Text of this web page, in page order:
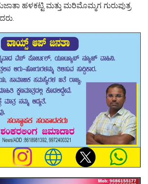
ಹಳಕಟ್ಟಿ ಮತ್ತು ಮರಿಮೊಮ್ಮಗ ಗುರುಪುತ್ರ